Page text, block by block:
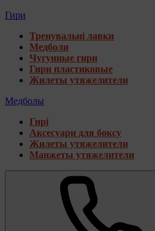
Гири
Тренувальні лавки
Медболи
Чугунные гири
Гири пластиковые
Жилеты утяжелители
Медболы
Гирі
Аксесуари для боксу
Жилеты утяжелители
Манжеты утяжелители